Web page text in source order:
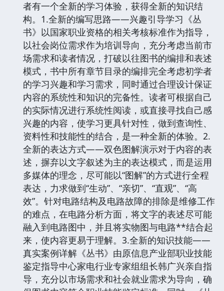
者有一个全新的学习体验，获得全新的知识结
构。1.全新的编写思路——兴趣引导学习《丛
书》以国家职业资格的相关考核标准作为指导，
以社会岗位需求作为培训导向，充分考虑当前市
场需求和读者情况，打破以往图书的编排和表述
模式，书中所有章节目录的编排完全考虑初学者
的学习兴趣和学习需求，同时通过合理设计保证
内容的系统性和知识的完备性。读者可根据自己
的实际情况进行系统性阅读，或直接寻找自己感
兴趣的内容，使学习更具针对性，做到查询性、
资料性和技能性的结合，是一种全新的体验。2.
全新的表达方式——双色图解演示对于内容的表
述，摒弃以文字叙述为主的表达模式，而是运用
多媒体的理念，尽可能以“图解”的方式进行全程
表达，力求做到“生动”、“亲切”、“直观”、“高
效”。针对电路结构及电路故障的排除是维修工作
的难点，在电路分析方面，将文字的表述尽可能
融入到电路图中，并且将实物图与电路**结合起
来，使内容更易于理解。3.全新的知识技能——
真实案例详解《丛书》由原信息产业部职业技能
鉴定指导中心家电行业专家组组长韩广兴亲自指
导，充分以市场需求和社会就业需求为导向，确